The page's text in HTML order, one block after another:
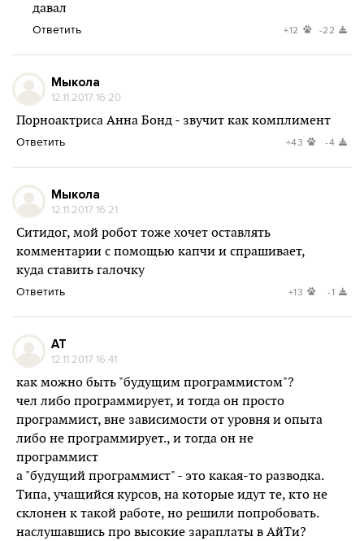
давал
Ответить +12 -22
Мыкола
12.11.2017 16:20
Порноактриса Анна Бонд - звучит как комплимент
Ответить +43 -4
Мыкола
12.11.2017 16:21
Ситидог, мой робот тоже хочет оставлять
комментарии с помощью капчи и спрашивает,
куда ставить галочку
Ответить +13 -1
AT
12.11.2017 16:41
как можно быть "будущим программистом"?
чел либо программирует, и тогда он просто
программист, вне зависимости от уровня и опыта
либо не программирует., и тогда он не
программист
а "будущий программист" - это какая-то разводка.
Типа, учащийся курсов, на которые идут те, кто не
склонен к такой работе, но решили попробовать.
наслушавшись про высокие зараплаты в АйТи?